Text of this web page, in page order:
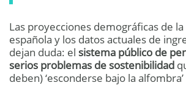
Las proyecciones demográficas de
española y los datos actuales de
dejan duda: el sistema público de
serios problemas de sostenibilidad
deben) ‘esconderse bajo la alfombra’